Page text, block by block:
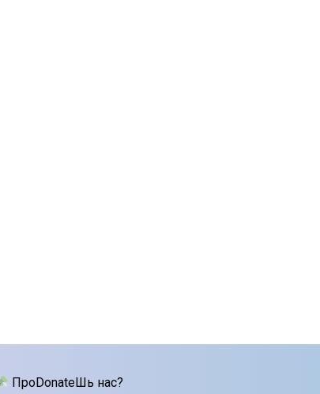
ПроDonateШь нас?